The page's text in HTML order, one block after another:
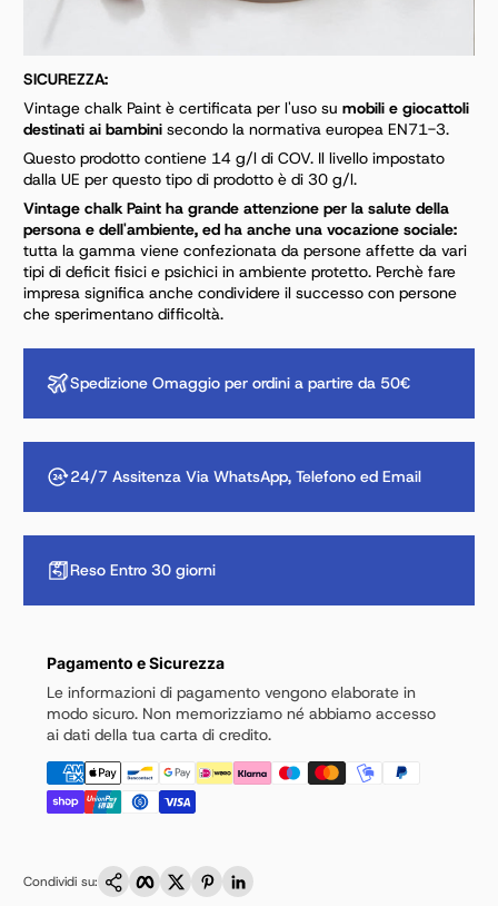
SICUREZZA:
Vintage chalk Paint è certificata per l'uso su mobili e giocattoli
destinati ai bambini secondo la normativa europea EN71-3.
Questo prodotto contiene 14 g/l di COV. Il livello impostato
dalla UE per questo tipo di prodotto è di 30 g/l.
Vintage chalk Paint ha grande attenzione per la salute della
persona e dell'ambiente, ed ha anche una vocazione sociale:
tutta la gamma viene confezionata da persone affette da vari
tipi di deficit fisici e psichici in ambiente protetto. Perchè fare
impresa significa anche condividere il successo con persone
che sperimentano difficoltà.
Spedizione Omaggio per ordini a partire da 50€
24/7 Assitenza Via WhatsApp, Telefono ed Email
Reso Entro 30 giorni
Pagamento e Sicurezza
Le informazioni di pagamento vengono elaborate in
modo sicuro. Non memorizziamo né abbiamo accesso
ai dati della tua carta di credito.
Condividi su:
Copia linkFacebook
TwitterPinterestLinkedIn